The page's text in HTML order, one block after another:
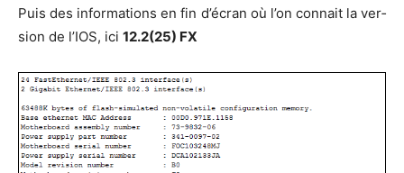
Puis des infor­ma­tions en fin d’é­cran où l’on connait la ver­
sion de l’IOS, ici 12.2(25) FX